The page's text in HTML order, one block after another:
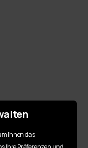
Ihnen das